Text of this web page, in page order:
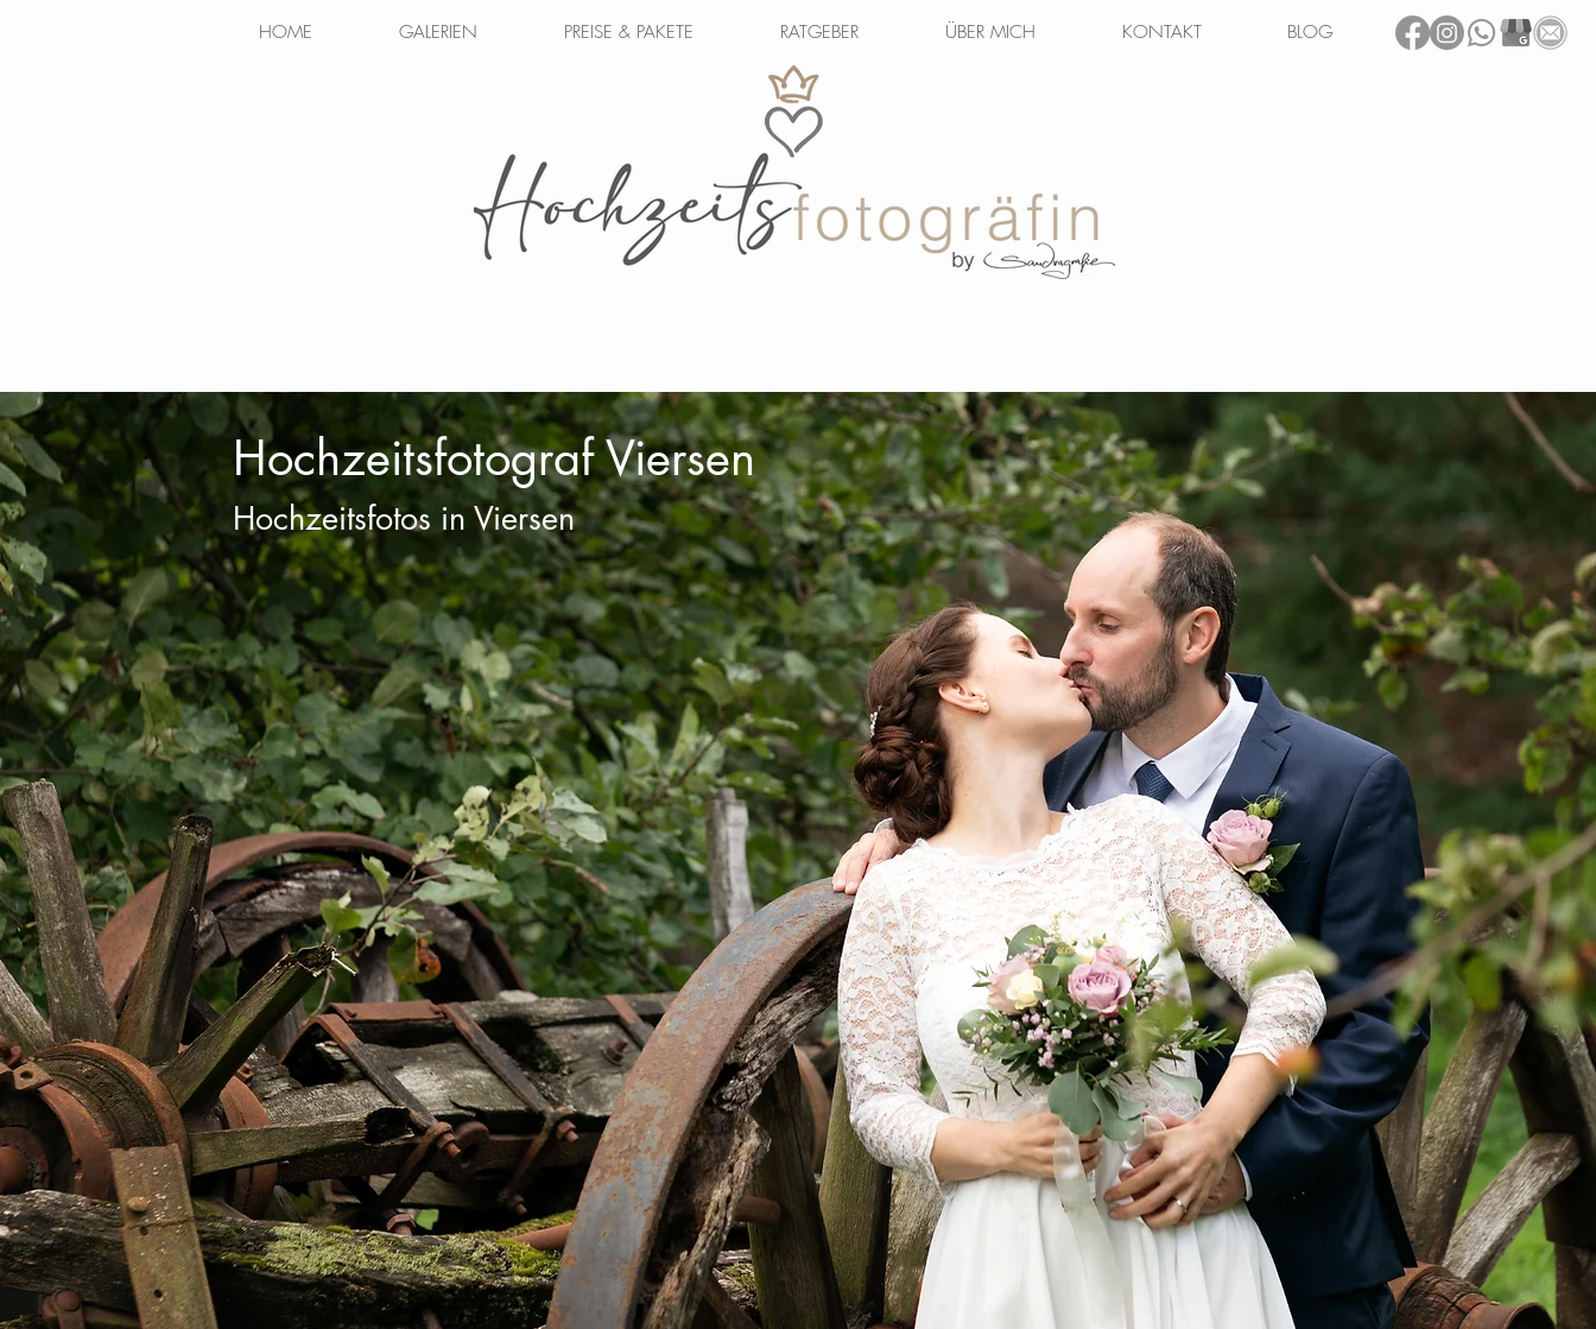
HOME GALERIEN PREISE & PAKETE RATGEBER ÜBER MICH KONTAKT BLOG
Hochzeitsfotograf Viersen
Hochzeitsfotos in Viersen